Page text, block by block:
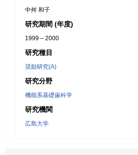
中舛 和子
研究期間 (年度)
1999 – 2000
研究種目
奨励研究(A)
研究分野
機能系基礎歯科学
研究機関
広島大学